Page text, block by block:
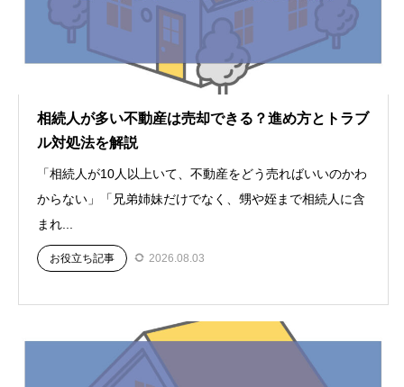
相続人が多い不動産は売却できる？進め方とトラブ
ル対処法を解説
「相続人が10人以上いて、不動産をどう売ればいいのかわ
からない」「兄弟姉妹だけでなく、甥や姪まで相続人に含
まれ...
お役立ち記事 2026.08.03